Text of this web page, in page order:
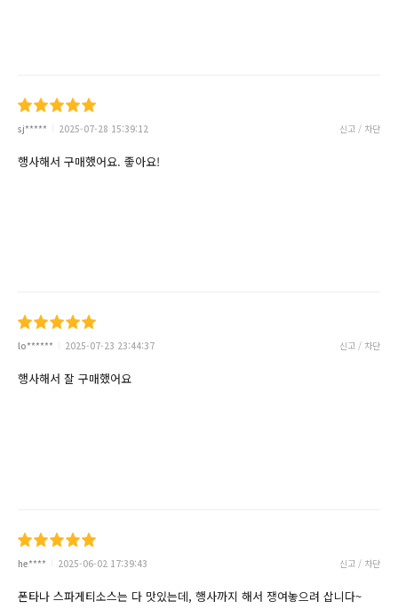
sj***** 2025-07-28 15:39:12 신고 / 차단
행사해서 구매했어요. 좋아요!
lo****** 2025-07-23 23:44:37 신고 / 차단
행사해서 잘 구매했어요
he**** 2025-06-02 17:39:43 신고 / 차단
폰타나 스파게티소스는 다 맛있는데, 행사까지 해서 쟁여놓으려 삽니다~